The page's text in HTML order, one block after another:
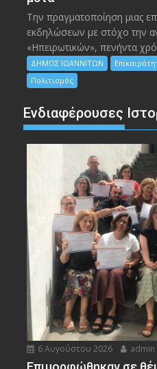
Την πραγματοποίηση μιας
εκδηλώσεων με στόχο την
«Ηπειρωτικών», πενήντα
ΔΗΜΟΣ ΙΩΑΝΝΙΤΩΝ
Πολιτισμός
Ενδιαφέρουσες
6 Αυγούστου 2026 admin